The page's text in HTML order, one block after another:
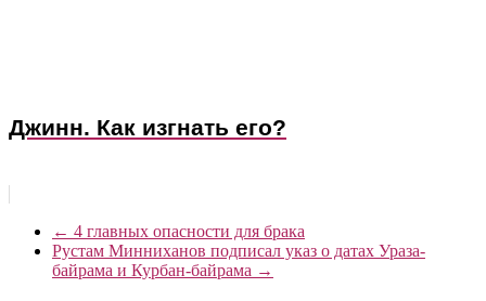
Джинн. Как изгнать его?
← 4 главных опасности для брака
Рустам Минниханов подписал указ о датах Ураза-
байрама и Курбан-байрама →